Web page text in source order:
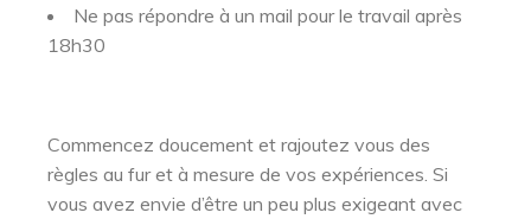
Ne pas répondre à un mail pour le travail après
18h30
Commencez doucement et rajoutez vous des
règles au fur et à mesure de vos expériences. Si
vous avez envie d’être un peu plus exigeant avec